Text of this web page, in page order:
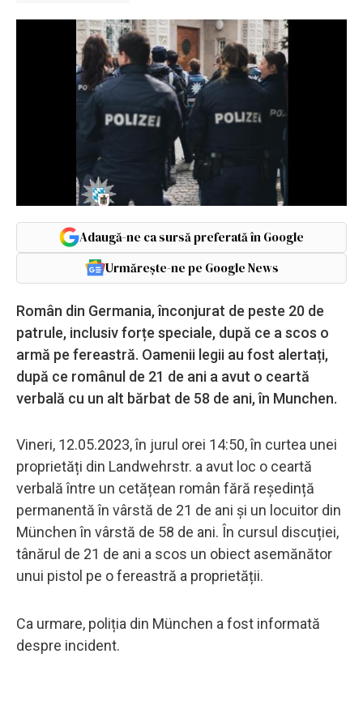
Adaugă-ne ca sursă preferată în Google
Urmărește-ne pe Google News
Român din Germania, înconjurat de peste 20 de
patrule, inclusiv forțe speciale, după ce a scos o
armă pe fereastră. Oamenii legii au fost alertați,
după ce românul de 21 de ani a avut o ceartă
verbală cu un alt bărbat de 58 de ani, în Munchen.
Vineri, 12.05.2023, în jurul orei 14:50, în curtea unei
proprietăți din Landwehrstr. a avut loc o ceartă
verbală între un cetățean român fără reședință
permanentă în vârstă de 21 de ani și un locuitor din
München în vârstă de 58 de ani. În cursul discuției,
tânărul de 21 de ani a scos un obiect asemănător
unui pistol pe o fereastră a proprietății.
Ca urmare, poliția din München a fost informată
despre incident.